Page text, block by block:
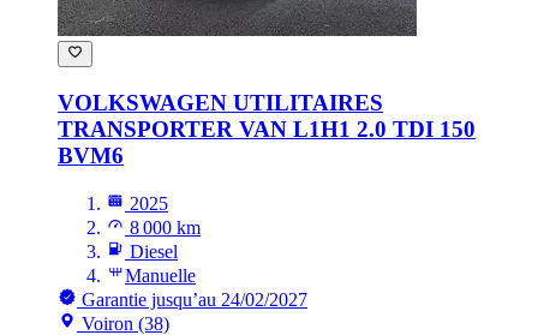
VOLKSWAGEN UTILITAIRES
TRANSPORTER VAN L1H1 2.0 TDI 150
BVM6
2025
8 000 km
Diesel
Manuelle
Garantie jusqu’au 24/02/2027
Voiron (38)